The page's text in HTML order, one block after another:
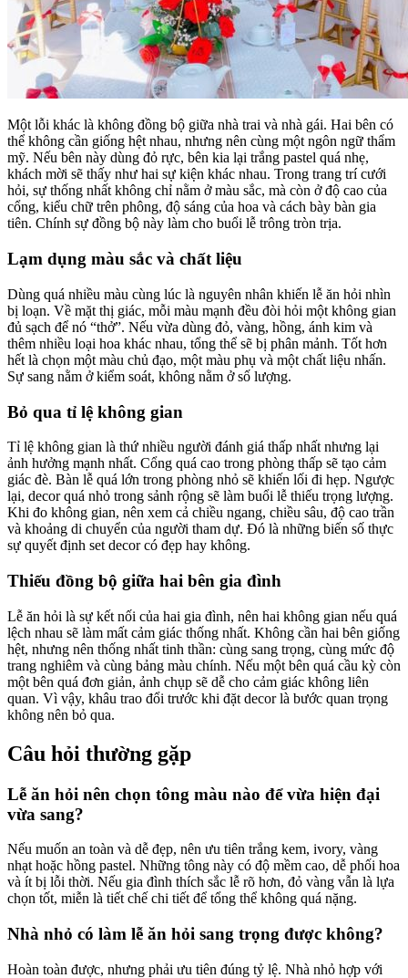
Một lỗi khác là không đồng bộ giữa nhà trai và nhà gái. Hai bên có
thể không cần giống hệt nhau, nhưng nên cùng một ngôn ngữ thẩm
mỹ. Nếu bên này dùng đỏ rực, bên kia lại trắng pastel quá nhẹ,
khách mời sẽ thấy như hai sự kiện khác nhau. Trong trang trí cưới
hỏi, sự thống nhất không chỉ nằm ở màu sắc, mà còn ở độ cao của
cổng, kiểu chữ trên phông, độ sáng của hoa và cách bày bàn gia
tiên. Chính sự đồng bộ này làm cho buổi lễ trông tròn trịa.
Lạm dụng màu sắc và chất liệu
Dùng quá nhiều màu cùng lúc là nguyên nhân khiến lễ ăn hỏi nhìn
bị loạn. Về mặt thị giác, mỗi màu mạnh đều đòi hỏi một không gian
đủ sạch để nó “thở”. Nếu vừa dùng đỏ, vàng, hồng, ánh kim và
thêm nhiều loại hoa khác nhau, tổng thể sẽ bị phân mảnh. Tốt hơn
hết là chọn một màu chủ đạo, một màu phụ và một chất liệu nhấn.
Sự sang nằm ở kiểm soát, không nằm ở số lượng.
Bỏ qua tỉ lệ không gian
Tỉ lệ không gian là thứ nhiều người đánh giá thấp nhất nhưng lại
ảnh hưởng mạnh nhất. Cổng quá cao trong phòng thấp sẽ tạo cảm
giác đè. Bàn lễ quá lớn trong phòng nhỏ sẽ khiến lối đi hẹp. Ngược
lại, decor quá nhỏ trong sảnh rộng sẽ làm buổi lễ thiếu trọng lượng.
Khi đo không gian, nên xem cả chiều ngang, chiều sâu, độ cao trần
và khoảng di chuyển của người tham dự. Đó là những biến số thực
sự quyết định set decor có đẹp hay không.
Thiếu đồng bộ giữa hai bên gia đình
Lễ ăn hỏi là sự kết nối của hai gia đình, nên hai không gian nếu quá
lệch nhau sẽ làm mất cảm giác thống nhất. Không cần hai bên giống
hệt, nhưng nên thống nhất tinh thần: cùng sang trọng, cùng mức độ
trang nghiêm và cùng bảng màu chính. Nếu một bên quá cầu kỳ còn
một bên quá đơn giản, ảnh chụp sẽ dễ cho cảm giác không liên
quan. Vì vậy, khâu trao đổi trước khi đặt decor là bước quan trọng
không nên bỏ qua.
Câu hỏi thường gặp
Lễ ăn hỏi nên chọn tông màu nào để vừa hiện đại
vừa sang?
Nếu muốn an toàn và dễ đẹp, nên ưu tiên trắng kem, ivory, vàng
nhạt hoặc hồng pastel. Những tông này có độ mềm cao, dễ phối hoa
và ít bị lỗi thời. Nếu gia đình thích sắc lễ rõ hơn, đỏ vàng vẫn là lựa
chọn tốt, miễn là tiết chế chi tiết để tổng thể không quá nặng.
Nhà nhỏ có làm lễ ăn hỏi sang trọng được không?
Hoàn toàn được, nhưng phải ưu tiên đúng tỷ lệ. Nhà nhỏ hợp với